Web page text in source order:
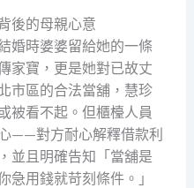
後的母親心意
婚時婆婆留給她的一條
家寶，更是她對已故丈
市區的合法當舖，慧珍
被看不起。但櫃檯人員
——對方耐心解釋借款利
並且明確告知「當舖是
急用錢就苛刻條件。」